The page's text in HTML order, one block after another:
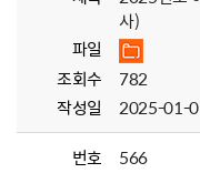
사)
파일
조회수
782
작성일
2025-01-
번호
566